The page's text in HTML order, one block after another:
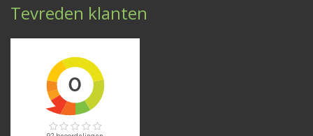
Tevreden klanten